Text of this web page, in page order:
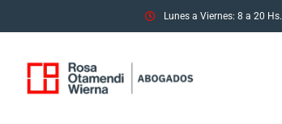
Lunes a Viernes: 8 a 20 Hs.